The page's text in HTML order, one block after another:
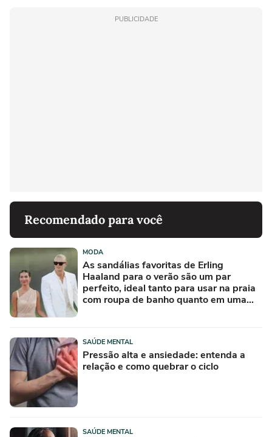
PUBLICIDADE
Recomendado para você
MODA
As sandálias favoritas de Erling
Haaland para o verão são um par
perfeito, ideal tanto para usar na praia
com roupa de banho quanto em uma
SAÚDE MENTAL
Pressão alta e ansiedade: entenda a
relação e como quebrar o ciclo
SAÚDE MENTAL